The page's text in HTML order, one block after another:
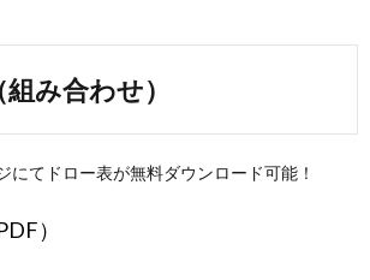
み合わせ）
にてドロー表が無料ダウンロード可能！
）